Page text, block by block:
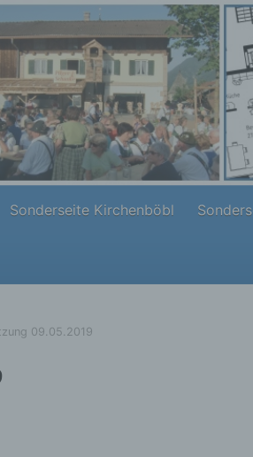
Sonderseite Kirchenböbl
09.05.2019